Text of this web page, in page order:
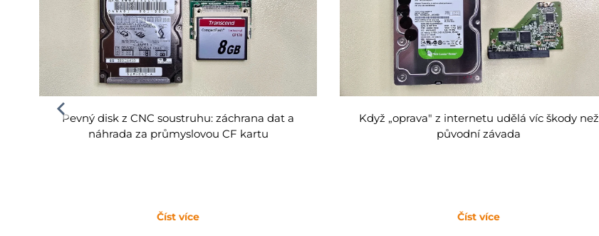
Pevný disk z CNC soustruhu: záchrana dat a
náhrada za průmyslovou CF kartu
Číst více
Když „oprava" z internetu udělá víc škody než
původní závada
Číst více